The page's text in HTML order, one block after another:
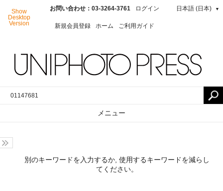
Show
Desktop
Version
お問い合わせ：03-3264-3761 ログイン
新規会員登録 ホーム ご利用ガイド
日本語 (日本) ▼
メニュー
別のキーワードを入力するか, 使用するキーワードを減らし
てください。